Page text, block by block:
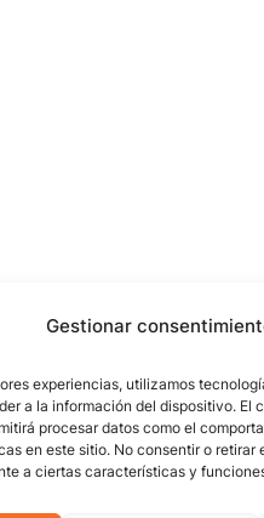
Gestionar
experiencias, utilizamos
a la información del dispositivo. El
procesar datos como el
en este sitio. No consentir o retirar
a ciertas características y